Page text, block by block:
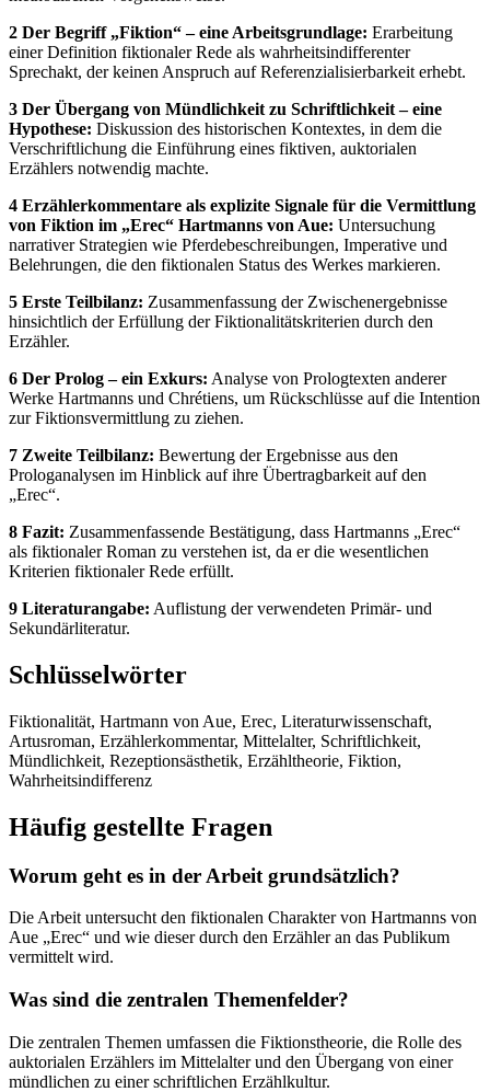
2 Der Begriff „Fiktion“ – eine Arbeitsgrundlage: Erarbeitung
einer Definition fiktionaler Rede als wahrheitsindifferenter
Sprechakt, der keinen Anspruch auf Referenzialisierbarkeit erhebt.
3 Der Übergang von Mündlichkeit zu Schriftlichkeit – eine
Hypothese: Diskussion des historischen Kontextes, in dem die
Verschriftlichung die Einführung eines fiktiven, auktorialen
Erzählers notwendig machte.
4 Erzählerkommentare als explizite Signale für die Vermittlung
von Fiktion im „Erec“ Hartmanns von Aue: Untersuchung
narrativer Strategien wie Pferdebeschreibungen, Imperative und
Belehrungen, die den fiktionalen Status des Werkes markieren.
5 Erste Teilbilanz: Zusammenfassung der Zwischenergebnisse
hinsichtlich der Erfüllung der Fiktionalitätskriterien durch den
Erzähler.
6 Der Prolog – ein Exkurs: Analyse von Prologtexten anderer
Werke Hartmanns und Chrétiens, um Rückschlüsse auf die Intention
zur Fiktionsvermittlung zu ziehen.
7 Zweite Teilbilanz: Bewertung der Ergebnisse aus den
Prologanalysen im Hinblick auf ihre Übertragbarkeit auf den
„Erec“.
8 Fazit: Zusammenfassende Bestätigung, dass Hartmanns „Erec“
als fiktionaler Roman zu verstehen ist, da er die wesentlichen
Kriterien fiktionaler Rede erfüllt.
9 Literaturangabe: Auflistung der verwendeten Primär- und
Sekundärliteratur.
Schlüsselwörter
Fiktionalität, Hartmann von Aue, Erec, Literaturwissenschaft,
Artusroman, Erzählerkommentar, Mittelalter, Schriftlichkeit,
Mündlichkeit, Rezeptionsästhetik, Erzähltheorie, Fiktion,
Wahrheitsindifferenz
Häufig gestellte Fragen
Worum geht es in der Arbeit grundsätzlich?
Die Arbeit untersucht den fiktionalen Charakter von Hartmanns von
Aue „Erec“ und wie dieser durch den Erzähler an das Publikum
vermittelt wird.
Was sind die zentralen Themenfelder?
Die zentralen Themen umfassen die Fiktionstheorie, die Rolle des
auktorialen Erzählers im Mittelalter und den Übergang von einer
mündlichen zu einer schriftlichen Erzählkultur.